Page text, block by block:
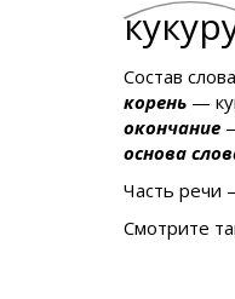
Состав
корень —
окончание
основа
Часть речи
Смотрите